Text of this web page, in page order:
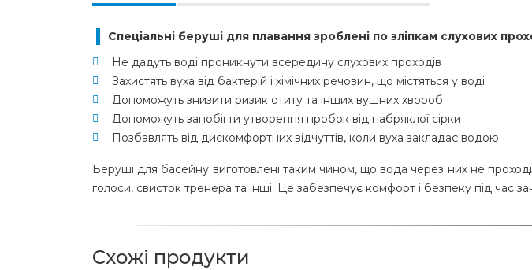
Спеціальні беруші для плавання зроблені по зліпкам слухових
Не дадуть воді проникнути всередину слухових проходів
Захистять вуха від бактерій і хімічних речовин, що містяться у воді
Допоможуть знизити ризик отиту та інших вушних хвороб
Допоможуть запобігти утворення пробок від набряклої сірки
Позбавлять від дискомфортних відчуттів, коли вуха закладає водою
Беруші для басейну виготовлені таким чином, що вода через них не
голоси, свисток тренера та інші. Це забезпечує комфорт і безпеку під час
Схожі продукти